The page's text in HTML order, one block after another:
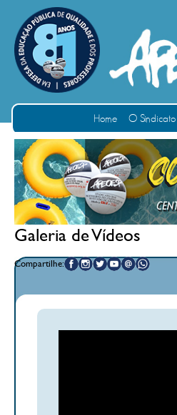
Home O Sindicato
Galeria de Vídeos
Compartilhe: